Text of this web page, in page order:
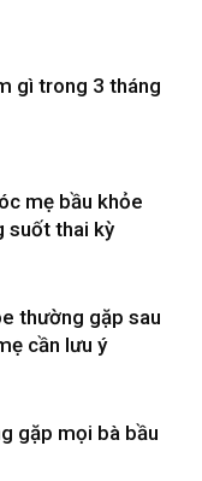
gì trong 3 tháng
mẹ bầu khỏe
suốt thai kỳ
thường gặp sau
cần lưu ý
gặp mọi bà bầu